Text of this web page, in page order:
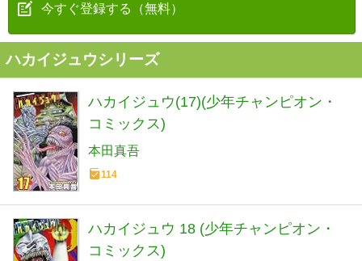
今すぐ登録する（無料）
ハカイジュウシリーズ
ハカイジュウ(17)(少年チャンピオン・
コミックス)
本田真吾
114
ハカイジュウ 18 (少年チャンピオン・
コミックス)